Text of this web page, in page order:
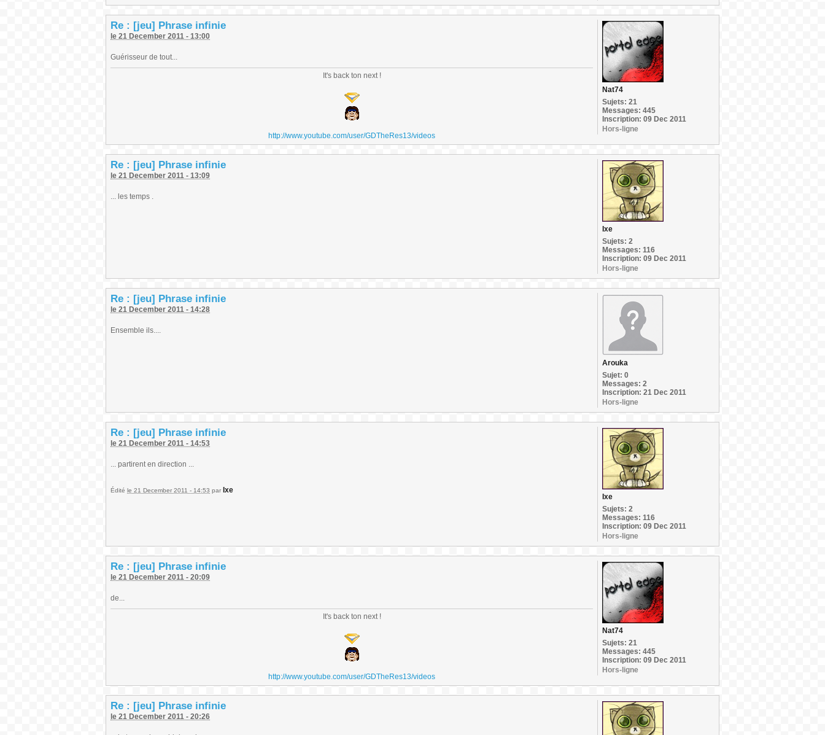
Re : [jeu] Phrase infinie
le 21 December 2011 - 13:00
Guérisseur de tout...
It's back ton next !
http://www.youtube.com/user/GDTheRes13/videos
Nat74
Sujets: 21
Messages: 445
Inscription: 09 Dec 2011
Hors-ligne
Re : [jeu] Phrase infinie
le 21 December 2011 - 13:09
... les temps .
Ixe
Sujets: 2
Messages: 116
Inscription: 09 Dec 2011
Hors-ligne
Re : [jeu] Phrase infinie
le 21 December 2011 - 14:28
Ensemble ils....
Arouka
Sujet: 0
Messages: 2
Inscription: 21 Dec 2011
Hors-ligne
Re : [jeu] Phrase infinie
le 21 December 2011 - 14:53
... partirent en direction ...
Édité le 21 December 2011 - 14:53 par Ixe
Ixe
Sujets: 2
Messages: 116
Inscription: 09 Dec 2011
Hors-ligne
Re : [jeu] Phrase infinie
le 21 December 2011 - 20:09
de...
It's back ton next !
http://www.youtube.com/user/GDTheRes13/videos
Nat74
Sujets: 21
Messages: 445
Inscription: 09 Dec 2011
Hors-ligne
Re : [jeu] Phrase infinie
le 21 December 2011 - 20:26